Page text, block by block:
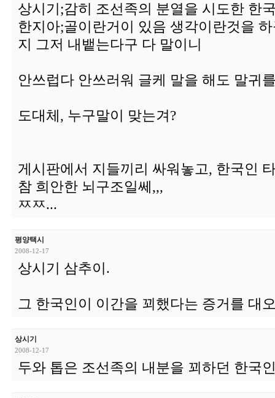
상시기;감히 조선족의 분열을 시도한 한
한지아;골이란거이 있음 생각이란것을
지 그저 내뱉는다구 다 말이니
안쓰럽다 안쓰러워 글케 말을 해도 말귀
도대체, 누구말이 맞는겨?
게시판에서 지들끼리 싸워놓고, 한국인
참 희안한 뇌구조일쎄,,,
ㅉㅉ...
평양택시
2008-12-17
상시기 삼추이.
그 한국인이 이간을 꾀했다는 증거를 대
상시기
2008-12-17
두와 톱은 조선족의 내분을 꾀하던 한국